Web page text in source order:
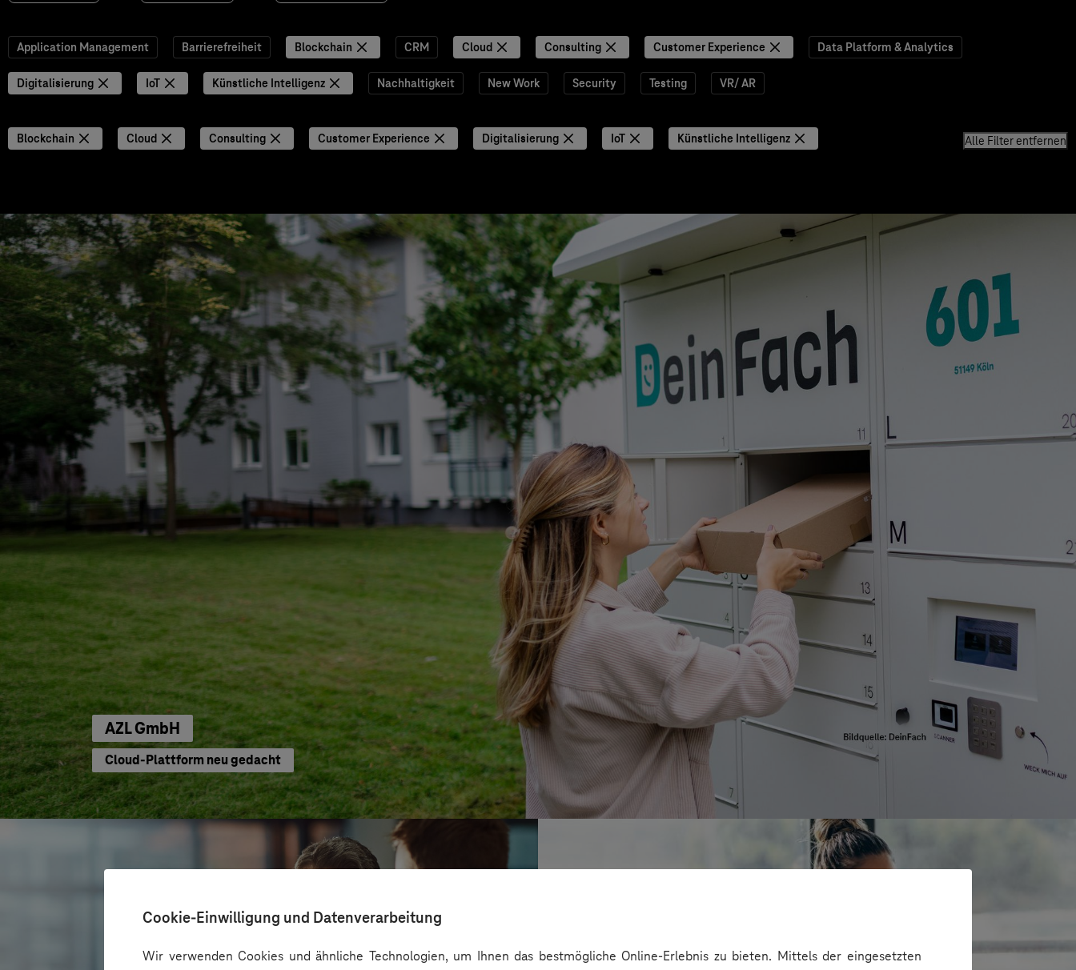
Cookie-Einwilligung und Datenverarbeitung
Wir verwenden Cookies und ähnliche Technologien, um Ihnen das bestmögliche Online-Erlebnis zu bieten. Mittels der eingesetzten
Application Management Barrierefreiheit Blockchain CRM Cloud Consulting Customer Experience Data Platform & Analytics
Digitalisierung IoT Künstliche Intelligenz Nachhaltigkeit New Work Security Testing VR/ AR
Blockchain Cloud Consulting Customer Experience Digitalisierung IoT Künstliche Intelligenz Alle Filter entfernen
AZL GmbH
Cloud-Plattform neu gedacht